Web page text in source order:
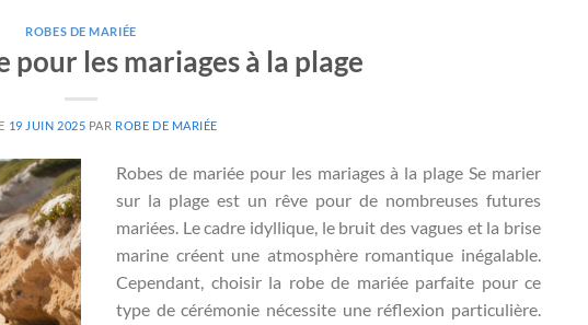
ROBES DE MARIÉE
pour les mariages à la plage
19 JUIN 2025 PAR ROBE DE MARIÉE
Robes de mariée pour les mariages à la plage Se marier
sur la plage est un rêve pour de nombreuses futures
mariées. Le cadre idyllique, le bruit des vagues et la brise
marine créent une atmosphère romantique inégalable.
Cependant, choisir la robe de mariée parfaite pour ce
type de cérémonie nécessite une réflexion particulière.